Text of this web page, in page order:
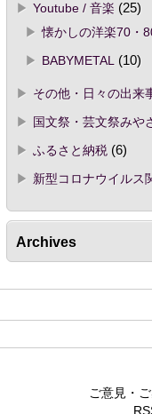
Youtube / 音楽 (25)
懐かしの洋楽70・
BABYMETAL(10)
その他・日々の出来
国文祭・芸文祭みや
ふるさと納税(6)
新型コロナウイルス
Archives
ご意見・